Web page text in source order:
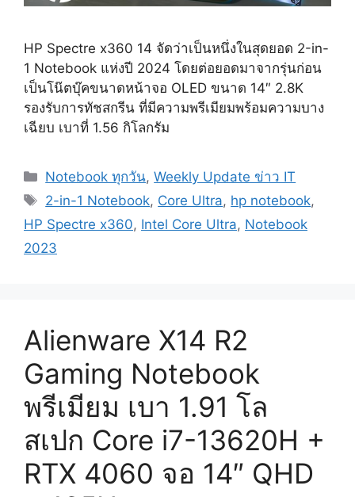
HP Spectre x360 14 จัดว่าเป็นหนึ่งในสุดยอด 2-in-
1 Notebook แห่งปี 2024 โดยต่อยอดมาจากรุ่นก่อน
เป็นโน๊ตบุ๊คขนาดหน้าจอ OLED ขนาด 14″ 2.8K
รองรับการทัชสกรีน ที่มีความพรีเมียมพร้อมความบาง
เฉียบ เบาที่ 1.56 กิโลกรัม
Categories
Notebook ทุกวัน,Weekly Update ข่าว IT
Tags
2-in-1 Notebook, Core Ultra, hp notebook,
HP Spectre x360, Intel Core Ultra, Notebook
2023
Alienware X14 R2
Gaming Notebook
พรีเมียม เบา 1.91 โล
สเปก Core i7-13620H +
RTX 4060 จอ 14″ QHD